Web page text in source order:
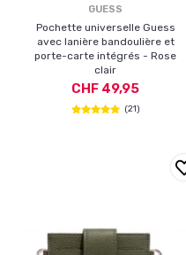
GUESS
Pochette universelle Guess
avec lanière bandoulière et
porte-carte intégrés - Rose
clair
CHF 49,95
(21)